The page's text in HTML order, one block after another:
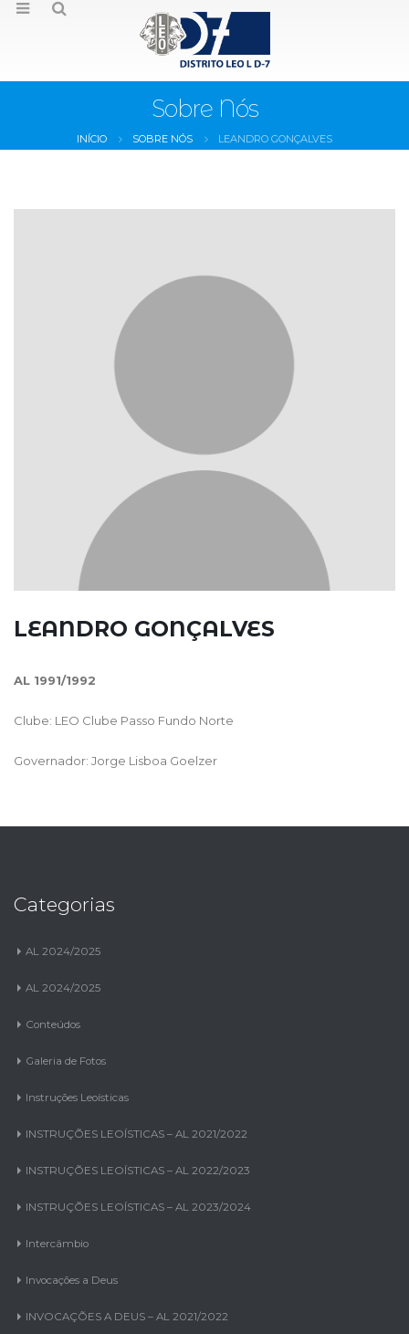
Sobre Nós
INÍCIO SOBRE NÓS LEANDRO GONÇALVES
LEANDRO GONÇALVES
AL 1991/1992
Clube: LEO Clube Passo Fundo Norte
Governador: Jorge Lisboa Goelzer
Categorias
AL 2024/2025
AL 2024/2025
Conteúdos
Galeria de Fotos
Instruções Leoísticas
INSTRUÇÕES LEOÍSTICAS – AL 2021/2022
INSTRUÇÕES LEOÍSTICAS – AL 2022/2023
INSTRUÇÕES LEOÍSTICAS – AL 2023/2024
Intercâmbio
Invocações a Deus
INVOCAÇÕES A DEUS – AL 2021/2022